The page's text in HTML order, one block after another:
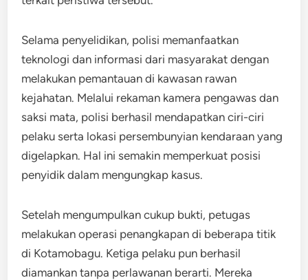
Selama penyelidikan, polisi memanfaatkan
teknologi dan informasi dari masyarakat dengan
melakukan pemantauan di kawasan rawan
kejahatan. Melalui rekaman kamera pengawas dan
saksi mata, polisi berhasil mendapatkan ciri-ciri
pelaku serta lokasi persembunyian kendaraan yang
digelapkan. Hal ini semakin memperkuat posisi
penyidik dalam mengungkap kasus.
Setelah mengumpulkan cukup bukti, petugas
melakukan operasi penangkapan di beberapa titik
di Kotamobagu. Ketiga pelaku pun berhasil
diamankan tanpa perlawanan berarti. Mereka